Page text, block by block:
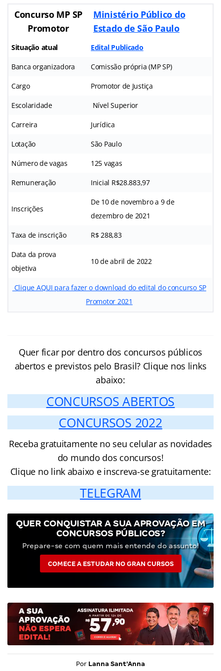
Concurso MP SP
Promotor
Ministério Público do
Estado de São Paulo
Situação atual Edital Publicado
Banca organizadora Comissão própria (MP SP)
Cargo Promotor de Justiça
Escolaridade Nível Superior
Carreira Jurídica
Lotação São Paulo
Número de vagas 125 vagas
Remuneração Inicial R$28.883,97
Inscrições
De 10 de novembro a 9 de
dezembro de 2021
Taxa de inscrição R$288,83
Data da prova
objetiva
10 de abril de 2022
Clique AQUI para fazer o download do edital do concurso SP
Promotor 2021
Quer ficar por dentro dos concursos públicos
abertos e previstos pelo Brasil? Clique nos links
abaixo:
CONCURSOS ABERTOS
CONCURSOS 2022
Receba gratuitamente no seu celular as novidades
do mundo dos concursos!
Clique no link abaixo e inscreva-se gratuitamente:
TELEGRAM
QUER CONQUISTAR A SUA APROVAÇÃO EM
CONCURSOS PÚBLICOS?
Prepare-se com quem mais entende do assunto!
COMECE A ESTUDAR NO GRAN CURSOS
Por Lanna Sant'Anna